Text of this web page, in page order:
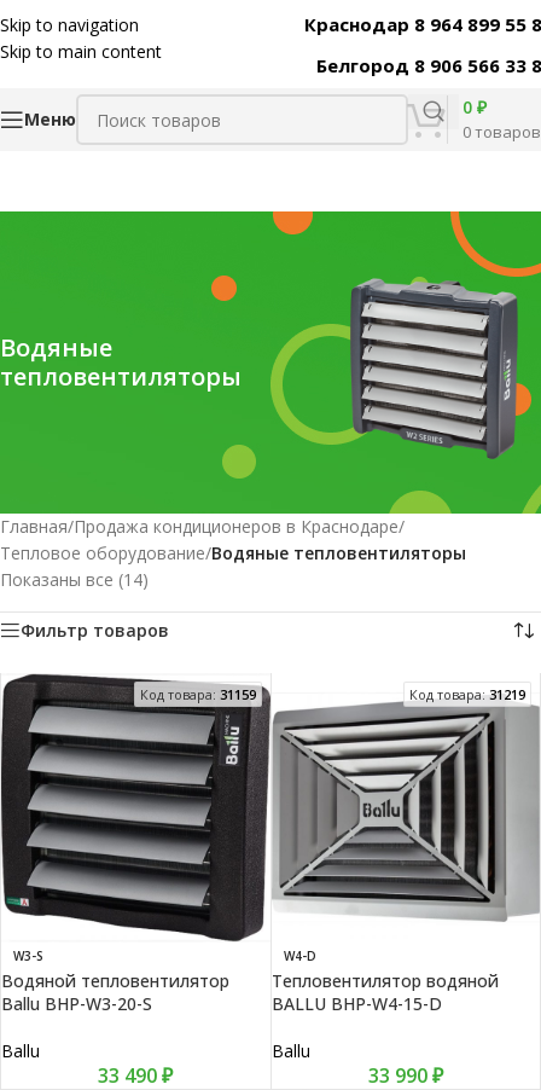
Skip to navigation
Skip to main content
Краснодар 8 964 899 55
Белгород 8 906 566 33
Меню
0товаров
0 ₽
Водяные
тепловентиляторы
Главная/Продажа кондиционеров в Краснодаре/
Тепловое оборудование/Водяные тепловентиляторы
Показаны все (14)
Фильтр товаров
Код товара: 31159
W3-S
Водяной тепловентилятор
Ballu BHP-W3-20-S
Ballu
33 490₽
Код товара:31219
W4-D
Тепловентилятор водяной
BALLU BHP-W4-15-D
Ballu
33 990₽